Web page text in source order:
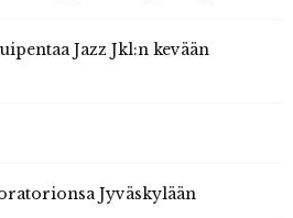
Jazz Jkl:n kevään
Jyväskylään